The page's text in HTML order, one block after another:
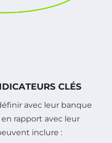
CLÉS
avec leur banque
rapport avec leur
inclure :